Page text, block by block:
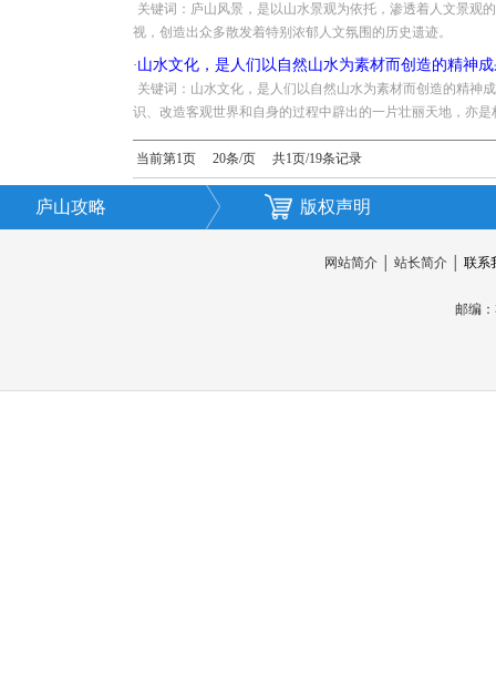
关键词：庐山风景，是以山水景观为依托，渗透着人文景观
视，创造出众多散发着特别浓郁人文氛围的历史遗迹。
·山水文化，是人们以自然山水为素材而创造的精神
关键词：山水文化，是人们以自然山水为素材而创造的精神
识、改造客观世界和自身的过程中辟出的一片壮丽天地，亦
当前第1页 20条/页 共1页/19条记录
庐山攻略 版权声明
网站简介│ 站长简介│ 联系
邮编